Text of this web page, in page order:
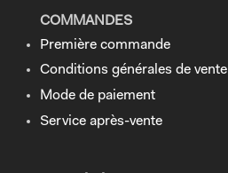
COMMANDES
Première commande
Conditions générales de vente
Mode de paiement
Service après-vente